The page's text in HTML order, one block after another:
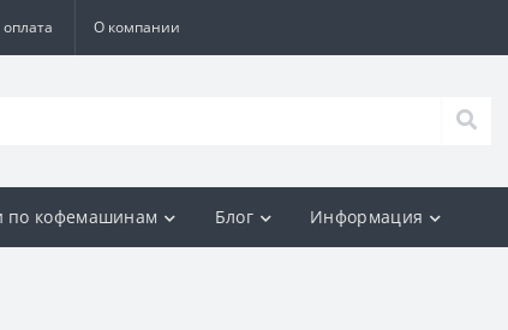
О компании
по кофемашинам Блог Информация